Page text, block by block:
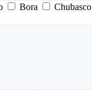
Bora Chubasco